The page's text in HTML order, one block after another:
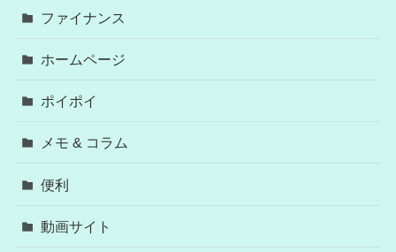
ファイナンス
ホームページ
ポイポイ
メモ & コラム
便利
動画サイト